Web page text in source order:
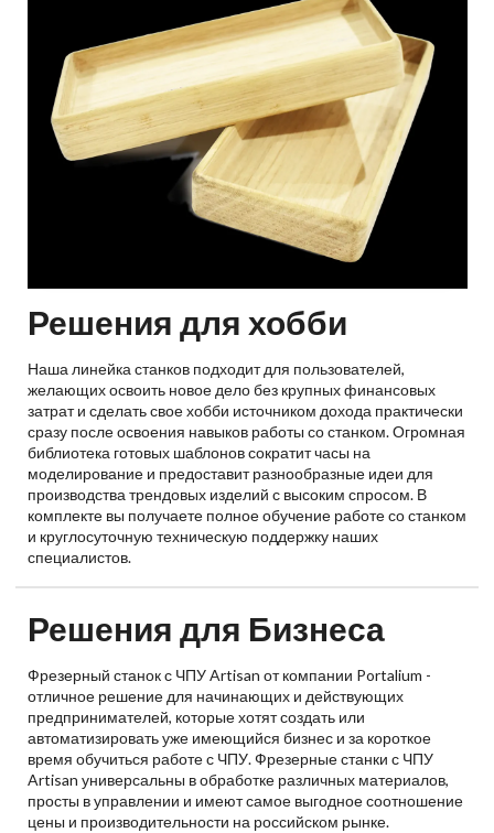
Решения для хобби
Наша линейка станков подходит для пользователей,
желающих освоить новое дело без крупных финансовых
затрат и сделать свое хобби источником дохода практически
сразу после освоения навыков работы со станком. Огромная
библиотека готовых шаблонов сократит часы на
моделирование и предоставит разнообразные идеи для
производства трендовых изделий с высоким спросом. В
комплекте вы получаете полное обучение работе со станком
и круглосуточную техническую поддержку наших
специалистов.
Решения для Бизнеса
Фрезерный станок с ЧПУ Artisan от компании Portalium -
отличное решение для начинающих и действующих
предпринимателей, которые хотят создать или
автоматизировать уже имеющийся бизнес и за короткое
время обучиться работе с ЧПУ. Фрезерные станки с ЧПУ
Artisan универсальны в обработке различных материалов,
просты в управлении и имеют самое выгодное соотношение
цены и производительности на российском рынке.